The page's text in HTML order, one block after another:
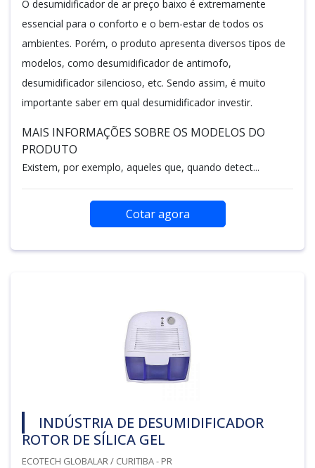
O desumidificador de ar preço baixo é extremamente
essencial para o conforto e o bem-estar de todos os
ambientes. Porém, o produto apresenta diversos tipos de
modelos, como desumidificador de antimofo,
desumidificador silencioso, etc. Sendo assim, é muito
importante saber em qual desumidificador investir.
MAIS INFORMAÇÕES SOBRE OS MODELOS DO
PRODUTO
Existem, por exemplo, aqueles que, quando detect...
Cotar agora
INDÚSTRIA DE DESUMIDIFICADOR
ROTOR DE SÍLICA GEL
ECOTECH GLOBALAR / CURITIBA - PR